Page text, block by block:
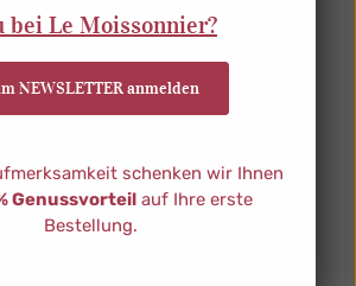
Versandkosten
unvergesslich - Languedoc im
vereint drei sehr
bei Le Moissonnier?
NEWSLETTER anmelden
schenken wir Ihnen
Genussvorteilauf Ihre erste
Bestellung.